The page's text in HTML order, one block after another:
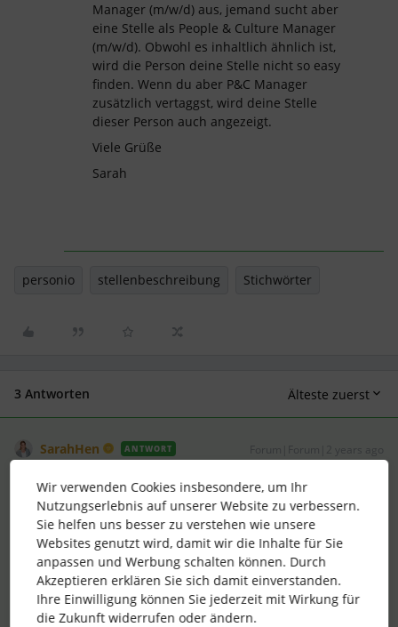
Manager (m/w/d) aus, jemand sucht aber
eine Stelle als People & Culture Manager
(m/w/d). Obwohl es inhaltlich ähnlich ist,
wird die Person deine Stelle nicht so easy
finden. Wenn du aber P&C Manager
zusätzlich vertaggst, wird deine Stelle
dieser Person auch angezeigt.
Viele Grüße
Sarah
personio stellenbeschreibung Stichwörter
3 Antworten Älteste zuerst
SarahHen ANTWORT
@vb.strix,
die Tags unterstützen beim Auffinden eurer Stellenanzeige,
vergleichbar mit Hashtags in Social Media.
Wenn bestimmte Begriffe in der Stellenanzeige nicht genannt
werden, Interessierte aber möglicherweise auch
danach suchen, kannst du diese hier eingeben.
Beispiel:du schreibst eine Stelle als HR Manager (m/w/d) aus,
Wir verwenden Cookies insbesondere, um Ihr
Nutzungserlebnis auf unserer Website zu verbessern.
Sie helfen uns besser zu verstehen wie unsere
Websites genutzt wird, damit wir die Inhalte für Sie
anpassen und Werbung schalten können. Durch
Akzeptieren erklären Sie sich damit einverstanden.
Ihre Einwilligung können Sie jederzeit mit Wirkung für
die Zukunft widerrufen oder ändern.